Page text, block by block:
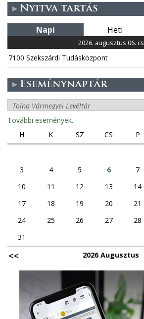
a
l
a
k
Nyitva tartás
Napi Heti
2026. augusztus 06. cs
7100 Szekszárdi Tudásközpont
Eseménynaptár
További események..
H
K SZ CS P
3
4 5 6 7
10
11 12 13 14
17
18 19 20 21
24
25 26 27 28
31
2026 Augusztus